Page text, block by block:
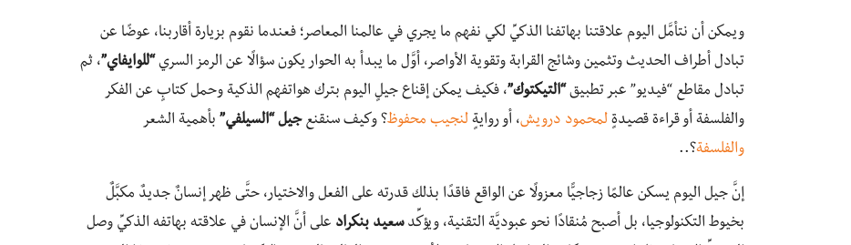
ويمكن أن نتأمَّل اليوم علاقتنا بهاتفنا الذكيِّ لكي نفهم ما يجري في عالمنا المعاصر؛ فعندما نقوم بزيارة أقاربنا، عوضًا عن
تبادل أطراف الحديث وتثمين وشائج القرابة وتقوية الأواصر، أوَّل ما يبدأ به الحوار يكون سؤالًا عن الرمز السري “للوايفاي”، ثم
تبادل مقاطع “فيديو” عبر تطبيق “التيكتوك”، فكيف يمكن إقناع جيلٍ اليوم بترك هواتفهم الذكية وحمل كتابٍ عن الفكر
والفلسفة أو قراءة قصيدةٍ لمحمود درويش، أو روايةٍ لنجيب محفوظ؟ وكيف سنقنعجيل “السيلفي” بأهمية الشعر
والفلسفة؟..
إنَّ جيل اليوم يسكن عالمًا زجاجيًّا معزولًا عن الواقع فاقدًا بذلك قدرته على الفعل والاختيار، حتَّى ظهر إنسانٌ جديدٌ مكبَّلٌ
بخيوط التكنولوجيا، بل أصبح مُنقادًا نحو عبوديَّة التقنية، ويؤكِّدسعيد بنكراد على أنَّ الإنسان في علاقته بهاتفه الذكيِّ وصل